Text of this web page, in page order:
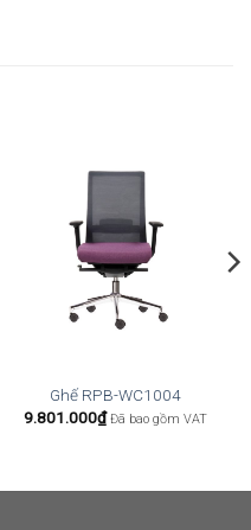
Ghế RPB-WC1004
9.801.000₫ Đã bao gồm VAT